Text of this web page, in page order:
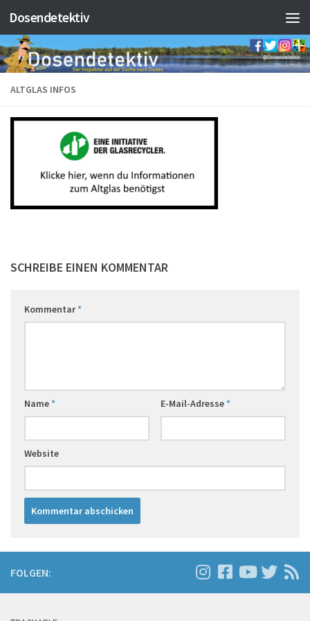
Zum Inhalt springen
Dosendetektiv
ALTGLAS INFOS
SCHREIBE EINEN KOMMENTAR
Kommentar*
Name* E-Mail-Adresse*
Website
FOLGEN: